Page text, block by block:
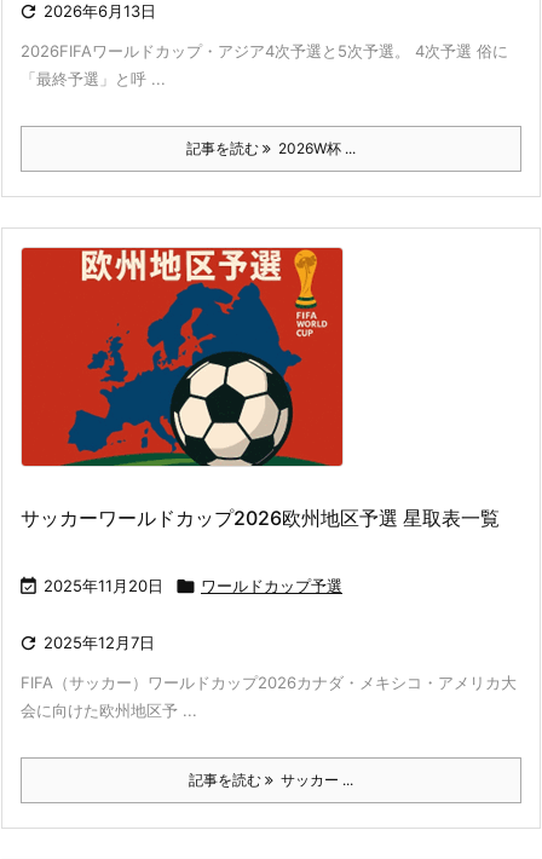
 2026年6月13日
2026FIFAワールドカップ・アジア4次予選と5次予選。 4次予選 俗に
「最終予選」と呼 ...
記事を読む 2026W杯 ...
サッカーワールドカップ2026欧州地区予選 星取表一覧
 2025年11月20日  ワールドカップ予選
 2025年12月7日
FIFA（サッカー）ワールドカップ2026カナダ・メキシコ・アメリカ大
会に向けた欧州地区予 ...
記事を読む サッカー ...